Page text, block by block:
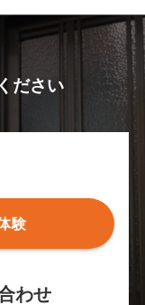
ださい
験
わせ